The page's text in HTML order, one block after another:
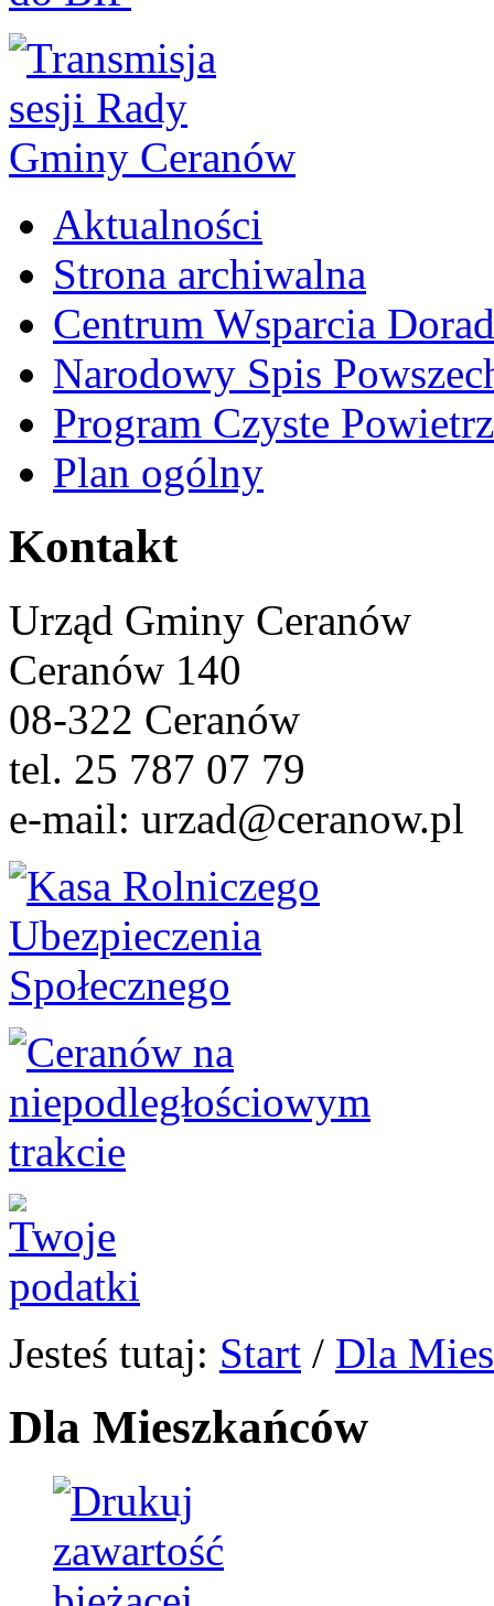
Aktualności
Strona archiwalna
Centrum Wsparcia
Narodowy Spis
Program Czyste
Plan ogólny
Kontakt
Urząd Gminy Ceranów
Ceranów 140
08-322 Ceranów
tel. 25 787 07 79
e-mail: urzad@ceranow.pl
Jesteś tutaj: Start / Dla
Dla Mieszkańców